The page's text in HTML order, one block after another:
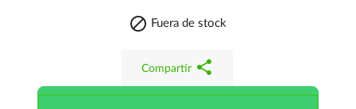
 Fuera de stock
Compartir share